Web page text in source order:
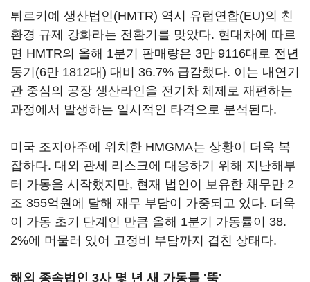
튀르키예 생산법인(HMTR) 역시 유럽연합(EU)의 친
환경 규제 강화라는 전환기를 맞았다. 현대차에 따르
면 HMTR의 올해 1분기 판매량은 3만 9116대로 전년
동기(6만 1812대) 대비 36.7% 급감했다. 이는 내연기
관 중심의 공장 생산라인을 전기차 체제로 재편하는
과정에서 발생하는 일시적인 타격으로 분석된다.
미국 조지아주에 위치한 HMGMA는 상황이 더욱 복
잡하다. 대외 관세 리스크에 대응하기 위해 지난해부
터 가동을 시작했지만, 현재 법인이 보유한 채무만 2
조 355억원에 달해 재무 부담이 가중되고 있다. 더욱
이 가동 초기 단계인 만큼 올해 1분기 가동률이 38.
2%에 머물러 있어 고정비 부담까지 겹친 상태다.
해외 종속법인 3사 몇 년 새 가동률 '뚝'